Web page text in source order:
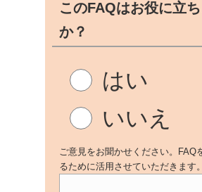
このFAQはお役に立
か？
はい
いいえ
ご意見をお聞かせください。FAQ
るために活用させていただきます。